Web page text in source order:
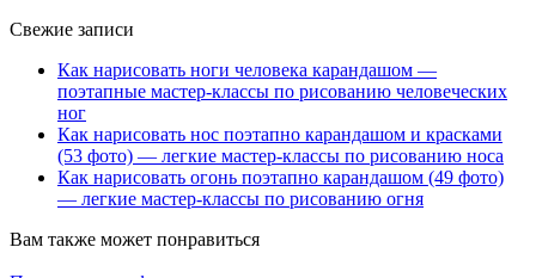
Свежие записи
Как нарисовать ноги человека карандашом —
поэтапные мастер-классы по рисованию человеческих
ног
Как нарисовать нос поэтапно карандашом и красками
(53 фото) — легкие мастер-классы по рисованию носа
Как нарисовать огонь поэтапно карандашом (49 фото)
— легкие мастер-классы по рисованию огня
Вам также может понравиться